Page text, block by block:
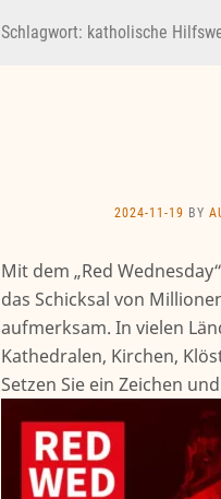
Schlagwort: katholische
2024-11-19 BY
Mit dem „Red
das Schicksal von
aufmerksam. In vielen
Kathedralen, Kirchen,
Setzen Sie ein Zeichen